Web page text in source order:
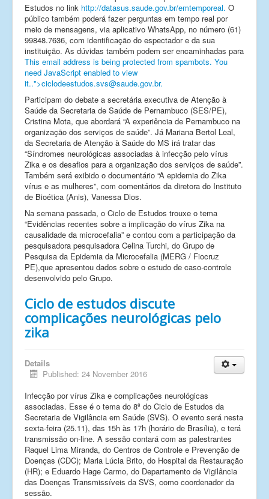
Estudos no link http://datasus.saude.gov.br/emtemporeal. O
público também poderá fazer perguntas em tempo real por
meio de mensagens, via aplicativo WhatsApp, no número (61)
99848.7636, com identificação do espectador e da sua
instituição. As dúvidas também podem ser encaminhadas para
This email address is being protected from spambots. You
need JavaScript enabled to view
it..">ciclodeestudos.svs@saude.gov.br.
Participam do debate a secretária executiva de Atenção à
Saúde da Secretaria de Saúde de Pernambuco (SES/PE),
Cristina Mota, que abordará “A experiência de Pernambuco na
organização dos serviços de saúde”. Já Mariana Bertol Leal,
da Secretaria de Atenção à Saúde do MS irá tratar das
“Síndromes neurológicas associadas à infecção pelo vírus
Zika e os desafios para a organização dos serviços de saúde”.
Também será exibido o documentário “A epidemia do Zika
vírus e as mulheres”, com comentários da diretora do Instituto
de Bioética (Anis), Vanessa Dios.
Na semana passada, o Ciclo de Estudos trouxe o tema
“Evidências recentes sobre a implicação do vírus Zika na
causalidade da microcefalia” e contou com a participação da
pesquisadora pesquisadora Celina Turchi, do Grupo de
Pesquisa da Epidemia da Microcefalia (MERG / Fiocruz
PE),que apresentou dados sobre o estudo de caso-controle
desenvolvido pelo Grupo.
Ciclo de estudos discute
complicações neurológicas pelo
zika
Details
Published: 24 November 2016
Infecção por vírus Zika e complicações neurológicas
associadas. Esse é o tema do 8º do Ciclo de Estudos da
Secretaria de Vigilância em Saúde (SVS). O evento será nesta
sexta-feira (25.11), das 15h às 17h (horário de Brasília), e terá
transmissão on-line. A sessão contará com as palestrantes
Raquel Lima Miranda, do Centros de Controle e Prevenção de
Doenças (CDC); Maria Lúcia Brito, do Hospital da Restauração
(HR); e Eduardo Hage Carmo, do Departamento de Vigilância
das Doenças Transmissíveis da SVS, como coordenador da
sessão.